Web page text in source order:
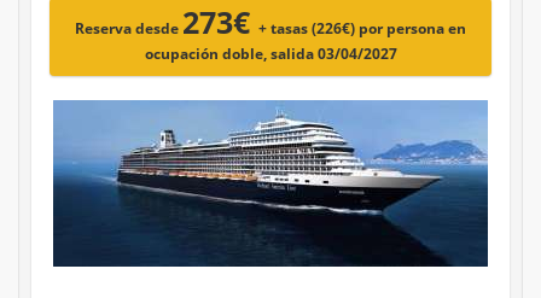
Reserva desde 273€ + tasas (226€) por persona en
ocupación doble, salida 03/04/2027